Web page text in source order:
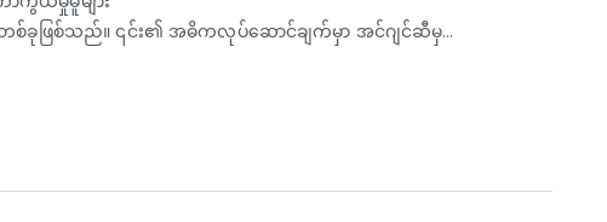
စ်ခုဖြစ်သည်။ ၎င်း၏ အဓိကလုပ်ဆောင်ချက်မှာ အင်ဂျင်ဆီမှ